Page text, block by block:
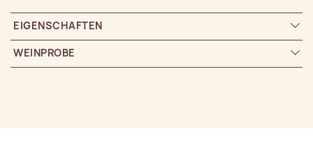
EIGENSCHAFTEN
WEINPROBE